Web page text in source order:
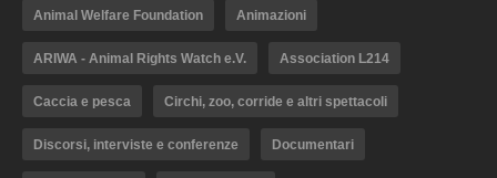
Animal Welfare Foundation Animazioni
ARIWA - Animal Rights Watch e.V. Association L214
Caccia e pesca Circhi, zoo, corride e altri spettacoli
Discorsi, interviste e conferenze Documentari